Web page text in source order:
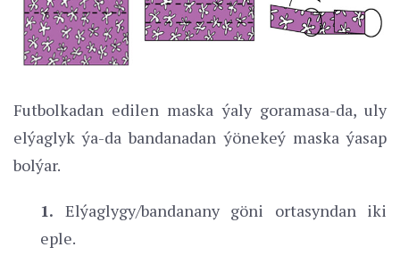
Futbolkadan edilen maska ýaly goramasa-da, uly
elýaglyk ýa-da bandanadan ýönekeý maska ýasap
bolýar.
1. Elýaglygy/bandanany göni ortasyndan iki
eple.